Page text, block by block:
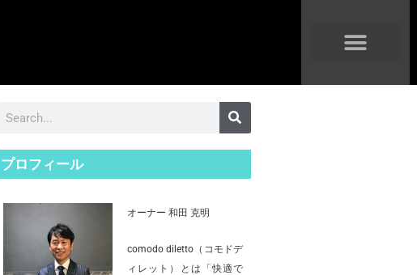
検
プロフィール
オーナー 和田 克明
comodo diletto（コモドデ
ィレット）とは「快適で